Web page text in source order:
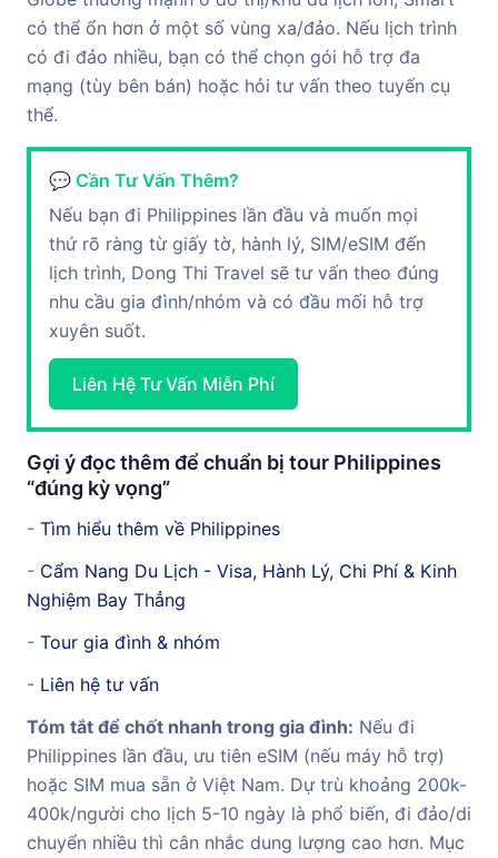
có thể ổn hơn ở một số vùng xa/đảo. Nếu lịch trình
có đi đảo nhiều, bạn có thể chọn gói hỗ trợ đa
mạng (tùy bên bán) hoặc hỏi tư vấn theo tuyến cụ
thể.
💬 Cần Tư Vấn Thêm?
Nếu bạn đi Philippines lần đầu và muốn mọi
thứ rõ ràng từ giấy tờ, hành lý, SIM/eSIM đến
lịch trình, Dong Thi Travel sẽ tư vấn theo đúng
nhu cầu gia đình/nhóm và có đầu mối hỗ trợ
xuyên suốt.
Liên Hệ Tư Vấn Miễn Phí
Gợi ý đọc thêm để chuẩn bị tour Philippines
“đúng kỳ vọng”
- Tìm hiểu thêm về Philippines
- Cẩm Nang Du Lịch - Visa, Hành Lý, Chi Phí & Kinh
Nghiệm Bay Thẳng
- Tour gia đình & nhóm
- Liên hệ tư vấn
Tóm tắt để chốt nhanh trong gia đình: Nếu đi
Philippines lần đầu, ưu tiên eSIM (nếu máy hỗ trợ)
hoặc SIM mua sẵn ở Việt Nam. Dự trù khoảng 200k-
400k/người cho lịch 5-10 ngày là phổ biến, đi đảo/di
chuyển nhiều thì cân nhắc dung lượng cao hơn. Mục